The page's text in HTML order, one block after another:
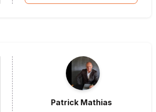
Patrick Mathias